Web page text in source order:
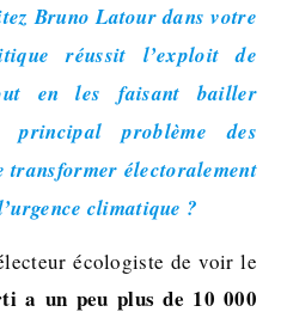
Bruno Latour dans votre
réussit l’exploit de
en les faisant bailler
problème des
transformer électoralement
climatique ?
écologiste de voir le
a un peu plus de 10 000